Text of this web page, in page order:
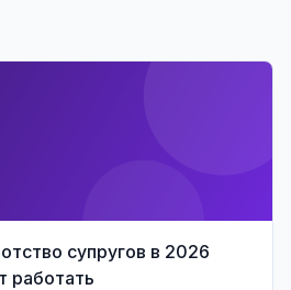
супругов в 2026
работать